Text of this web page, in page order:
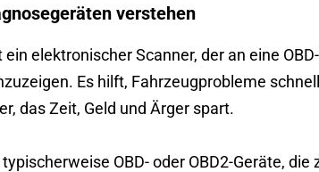
verstehen
elektronischer Scanner, der an eine
Es hilft, Fahrzeugprobleme
das Zeit, Geld und Ärger spart.
OBD- oder OBD2-Geräte,